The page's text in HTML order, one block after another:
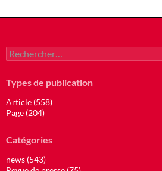
Rechercher :
Types de publication
Article (558)
Page (204)
Catégories
news (543)